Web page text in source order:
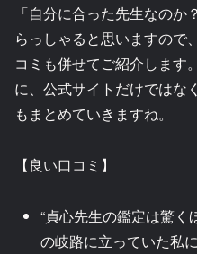
「自分に合った先生なの
らっしゃると思いますので
コミも併せてご紹介します
に、公式サイトだけではな
もまとめていきますね。
【良い口コミ】
“貞心先生の鑑定は驚
の岐路に立っていた私